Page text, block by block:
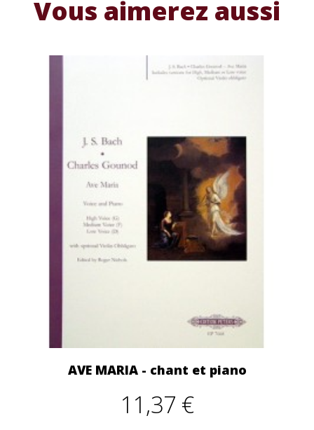
Vous aimerez aussi
AVE MARIA - chant et piano
11,37 €